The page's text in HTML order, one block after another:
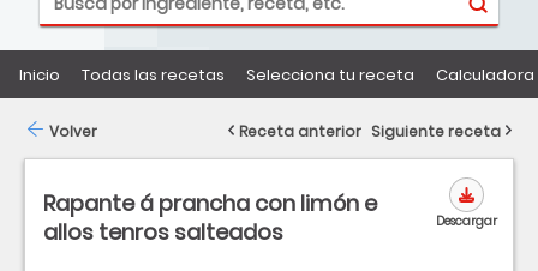
Inicio Todas las recetas Selecciona tu receta
Rapante á prancha con limón e
allos tenros salteados
Descargar
Volver Receta anterior Siguiente receta